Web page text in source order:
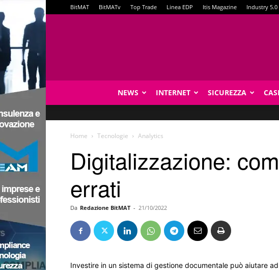
BitMAT BitMATv Top Trade Linea EDP Itis Magazine Industry 5.0
NEWS INTERNET SICUREZZA
Home Tecnologie Analytics
Digitalizzazione:
errati
Da Redazione BitMAT - 21/10/2022
Investire in un sistema di gestione documentale può aiutare